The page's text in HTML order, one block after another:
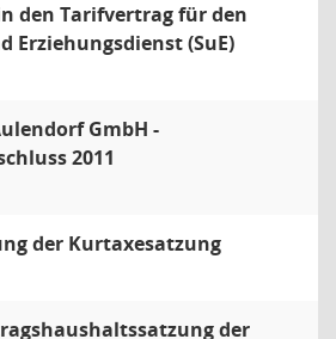
den Tarifvertrag für den
Erziehungsdienst (SuE)
GmbH -
2011
der Kurtaxesatzung
der